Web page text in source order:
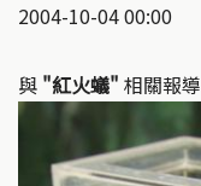
2004-10-04 00:00
與 "紅火蟻" 相關報導